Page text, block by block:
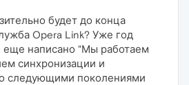
будет до конца
Opera Link? Уже год
еще написано "Мы работаем
синхронизации и
следующими поколениями